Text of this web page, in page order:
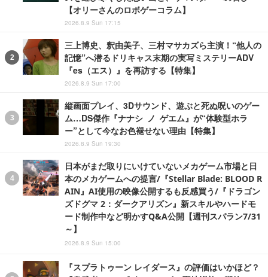
【オリーさんのロボゲーコラム】
2026.8.9 Sun 17:15
三上博史、釈由美子、三村マサカズら主演！“他人の
記憶”へ潜るドリキャス末期の実写ミステリーADV
『es（エス）』を再訪する【特集】
2026.8.9 Sun 17:00
縦画面プレイ、3Dサウンド、遊ぶと死ぬ呪いのゲー
ム…DS傑作『ナナシ ノ ゲエム』が“体験型ホラ
ー”として今なお色褪せない理由【特集】
2026.8.9 Sun 19:30
日本がまだ取りにいけていないメカゲーム市場と日
本のメカゲームへの提言/『Stellar Blade: BLOOD R
AIN』AI使用の映像公開するも反感買う/『ドラゴン
ズドグマ 2：ダークアリズン』新スキルやハードモ
ード制作中など明かすQ&A公開【週刊スパラン7/31
～】
2026.8.9 Sun 15:00
『スプラトゥーン レイダース』の評価はいかほど？